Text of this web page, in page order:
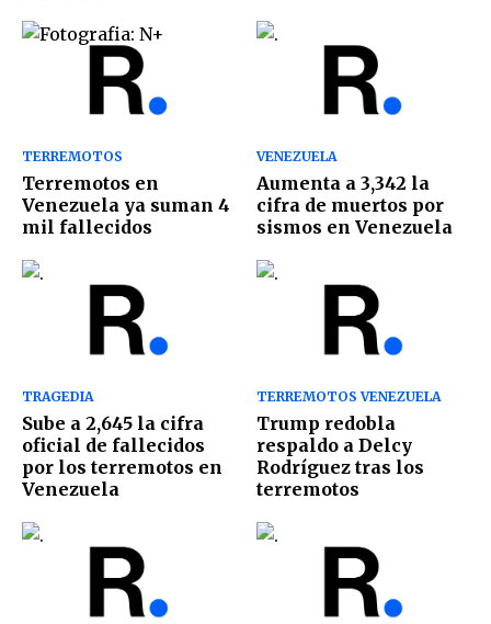
TERREMOTOS
Terremotos en
Venezuela ya suman 4
mil fallecidos
VENEZUELA
Aumenta a 3,342 la
cifra de muertos por
sismos en Venezuela
TRAGEDIA
Sube a 2,645 la cifra
oficial de fallecidos
por los terremotos en
Venezuela
TERREMOTOS VENEZUELA
Trump redobla
respaldo a Delcy
Rodríguez tras los
terremotos